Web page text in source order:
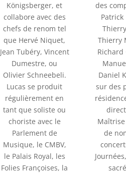
Königsberger, et
collabore avec des
chefs de renom tel
que Hervé Niquet,
Jean Tubéry, Vincent
Dumestre, ou
Olivier Schneebeli.
Lucas se produit
régulièrement en
tant que soliste ou
choriste avec le
Parlement de
Musique, le CMBV,
le Palais Royal, les
Folies Françoises, la
des
Patrick
Thierry
Richard
Daniel
sur des
de